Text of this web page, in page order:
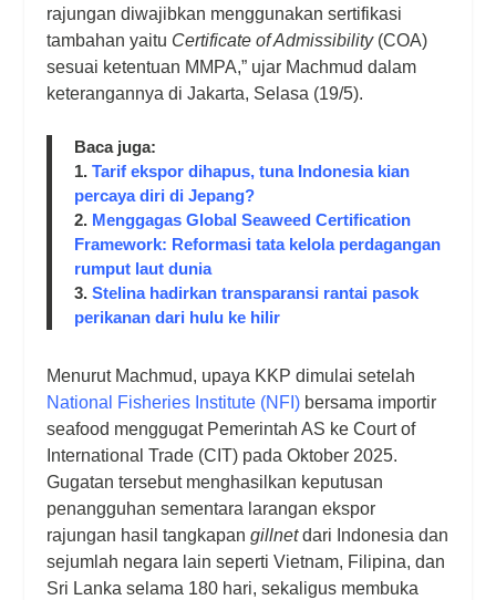
rajungan diwajibkan menggunakan sertifikasi
tambahan yaitu Certificate of Admissibility(COA)
sesuai ketentuan MMPA,” ujar Machmud dalam
keterangannya di Jakarta, Selasa (19/5).
Baca juga:
1.Tarif ekspor dihapus, tuna Indonesia kian
percaya diri di Jepang?
2. Menggagas Global Seaweed Certification
Framework: Reformasi tata kelola perdagangan
rumput laut dunia
3.Stelina hadirkan transparansi rantai pasok
perikanan dari hulu ke hilir
Menurut Machmud, upaya KKP dimulai setelah
National Fisheries Institute (NFI) bersama importir
seafood menggugat Pemerintah AS ke Court of
International Trade (CIT) pada Oktober 2025.
Gugatan tersebut menghasilkan keputusan
penangguhan sementara larangan ekspor
rajungan hasil tangkapangillnetdari Indonesia dan
sejumlah negara lain seperti Vietnam, Filipina, dan
Sri Lanka selama 180 hari, sekaligus membuka